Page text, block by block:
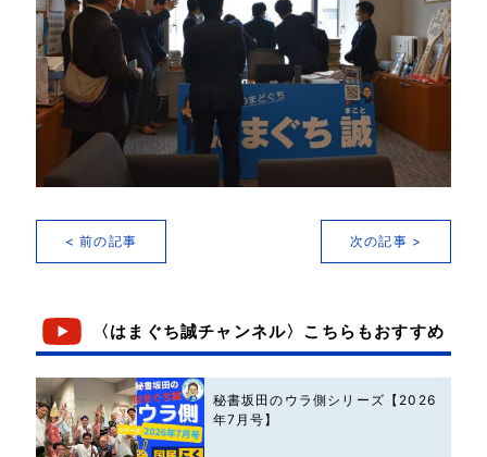
< 前の記事 次の記事 >
〈はまぐち誠チャンネル〉こちらもおすすめ
秘書坂田のウラ側シリーズ【2026
年7月号】